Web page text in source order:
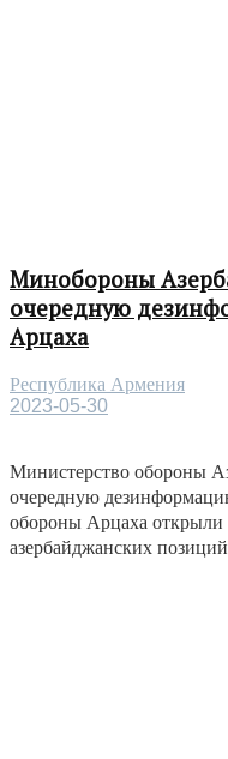
Минобороны
очередную
Арцаха
Республика Армения
2023-05-30
Министерство обороны
очередную
обороны Арцаха открыли
азербайджанских